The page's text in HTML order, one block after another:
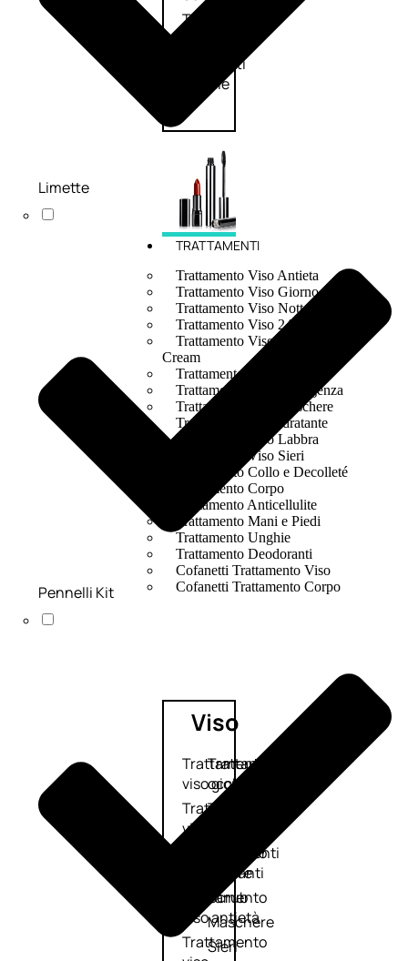
Trattamenti
Cofanetti
unghie
TRATTAMENTI
Trattamento Viso Antieta
Trattamento Viso Giorno
Trattamento Viso Notte
Trattamento Viso 24 Ore
Trattamento Viso Bb E Cc
Cream
Trattamento Viso Occhi
Trattamento Viso Detergenza
Trattamento Viso Maschere
Trattamento Viso Idratante
Trattamento Viso Labbra
Trattamento Viso Sieri
Trattamento Collo e Decolleté
Trattamento Corpo
Trattamento Anticellulite
Trattamento Mani e Piedi
Trattamento Unghie
Trattamento Deodoranti
Cofanetti Trattamento Viso
Cofanetti Trattamento Corpo
Viso
Trattamento
viso giorno
Trattamento
viso notte
Trattamento
viso 24 ore
Trattamento
viso antietà
Trattamento
Trattamento
occhi
Trattamento
Detergenti
trattanti
Scrub
Maschere
Sieri
Limette
Pennelli Kit